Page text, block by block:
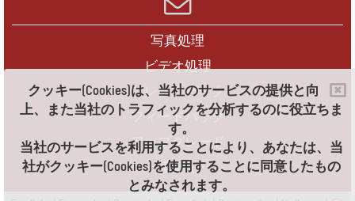
クッキー(Cookies)は、当社のサービスの提供と向
上、また当社のトラフィックを分析するのに役立ちま
す。
当社のサービスを利用することにより、あなたは、当
社がクッキー(Cookies)を使用することに同意したもの
とみなされます。
写真処理
ビデオ処理
フレームパック
フィードバック
アップグレード
連絡先